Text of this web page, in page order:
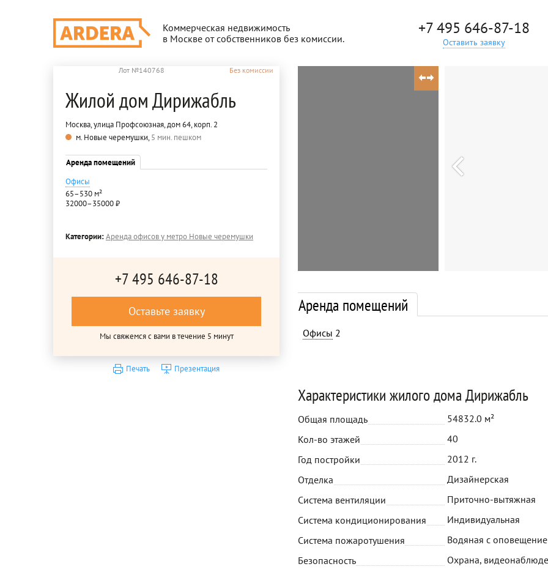
Коммерческая недвижимость
в Москве от собственников без комиссии.
+7 495 646-87-18
Оставить заявку
Лот №140768 Без комиссии
Жилой дом Дирижабль
Москва, улица Профсоюзная, дом 64, корп. 2
м. Новые черемушки,5 мин. пешком
Аренда помещений
Офисы
65–530 м²
32000–35000 ₽
Категории:Аренда офисов у метро Новые черемушки
+7 495 646-87-18
Оставьте заявку
Мы свяжемся с вами в течение 5 минут
Печать Презентация
Аренда помещений
Офисы 2
Характеристики жилого дома Дирижабль
Общая площадь
54832.0 м²
Кол-во этажей
40
Год постройки
2012 г.
Отделка
Дизайнерская
Система вентиляции
Приточно-вытяжная
Система кондиционирования
Индивидуальная
Система пожаротушения
Водяная с
Безопасность
Охрана,